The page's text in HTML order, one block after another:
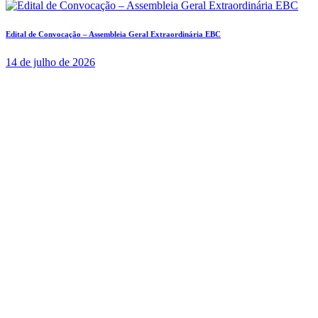
Edital de Convocação – Assembleia Geral Extraordinária EBC
14 de julho de 2026